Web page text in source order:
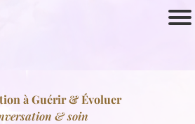
à Guérir & Évoluer
& soin